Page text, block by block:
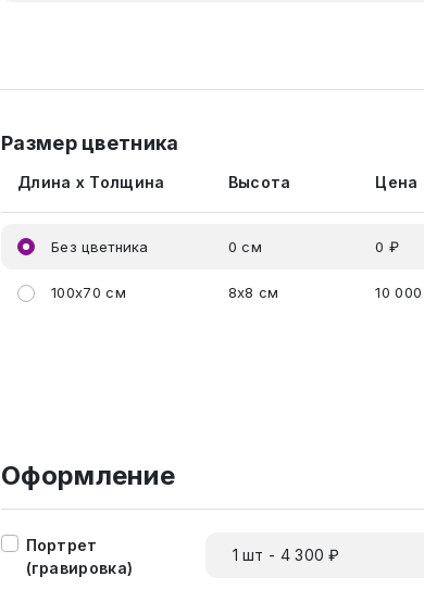
Размер цветника
Длина x Толщина Высота Цена
Без цветника 0 см 0 ₽
100x70 см 8x8 см 10
Оформление
Портрет
(гравировка)
1 шт - 4 300 ₽